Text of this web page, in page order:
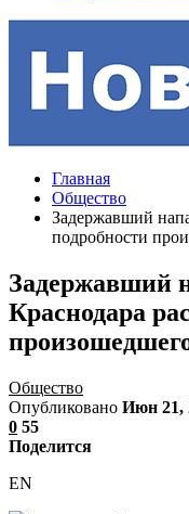
Главная
Общество
Задержавший
подробности
Задержавший
Краснодара
Общество
Опубликовано Июн 21,
0 55
Поделится
EN